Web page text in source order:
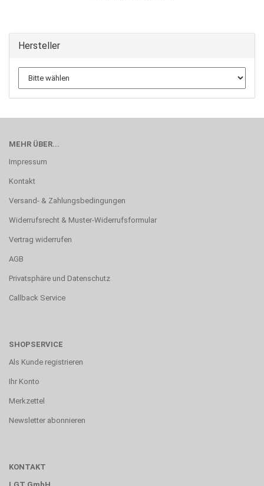
Hersteller
MEHR ÜBER...
Impressum
Kontakt
Versand- & Zahlungsbedingungen
Widerrufsrecht & Muster-Widerrufsformular
Vertrag widerrufen
AGB
Privatsphäre und Datenschutz
Callback Service
SHOPSERVICE
Als Kunde registrieren
Ihr Konto
Merkzettel
Newsletter abonnieren
KONTAKT